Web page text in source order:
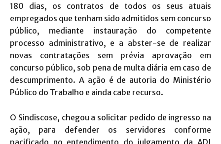
180 dias, os contratos de todos os seus atuais
empregados que tenham sido admitidos sem concurso
público, mediante instauração do competente
processo administrativo, e a abster-se de realizar
novas contratações sem prévia aprovação em
concurso público, sob pena de multa diária em caso de
descumprimento. A ação é de autoria do Ministério
Público do Trabalho e ainda cabe recurso.
O Sindiscose, chegou a solicitar pedido de ingresso na
ação, para defender os servidores conforme
pacificado no entendimento do julgamento da ADI